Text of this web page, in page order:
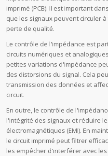
imprimé (PCB). Il est important
que les signaux peuvent circuler
perte de qualité.
Le contrôle de l'impédance est
circuits numériques et
petites variations d'impédance
des distorsions du signal. Cela
transmission des données et
circuit.
En outre, le contrôle de
l'intégrité des signaux et réduire
électromagnétiques (EMI). En
le circuit imprimé peut filtrer
les empêcher d'interférer avec